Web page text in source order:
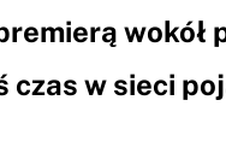
wokół
w sieci